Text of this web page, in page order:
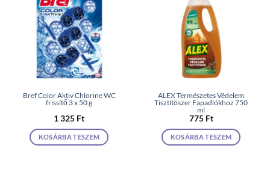
Bref Color Aktiv Chlorine WC
frissítő 3 x 50 g
1 325 Ft
KOSÁRBA TESZEM
ALEX Természetes Védelem
Tisztítószer Fapadlókhoz 750
ml
775 Ft
KOSÁRBA TESZEM